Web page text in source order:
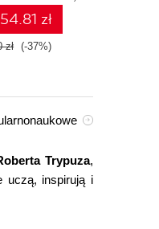
OpenAI
i
Wydanie II
54.81 zł
zł (-37%)
Trypuza,
uczą, inspirują i